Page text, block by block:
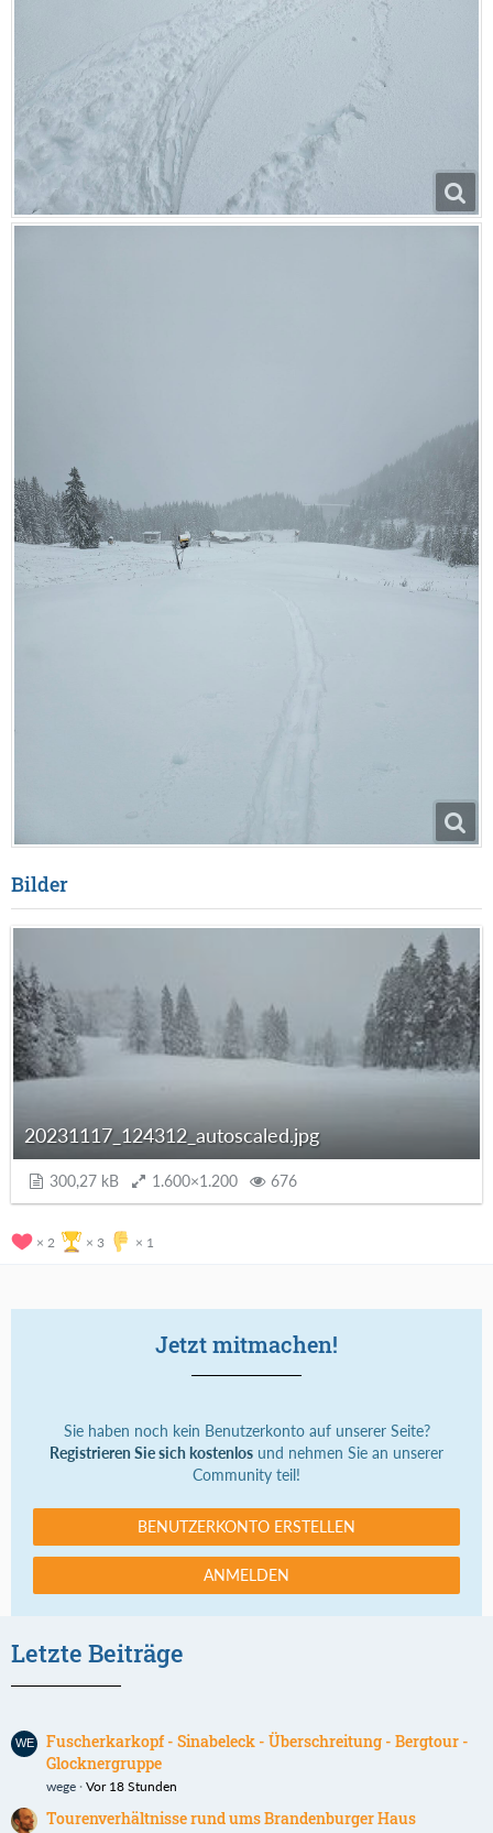
Bilder
20231117_124312_autoscaled.jpg
300,27 kB 1.600×1.200 676
2 3 1
Jetzt mitmachen!
Sie haben noch kein Benutzerkonto auf unserer Seite?
Registrieren Sie sich kostenlos und nehmen Sie an unserer
Community teil!
BENUTZERKONTO ERSTELLEN
ANMELDEN
Letzte Beiträge
Fuscherkarkopf - Sinabeleck - Überschreitung - Bergtour -
Glocknergruppe
wege Vor 18 Stunden
Tourenverhältnisse rund ums Brandenburger Haus